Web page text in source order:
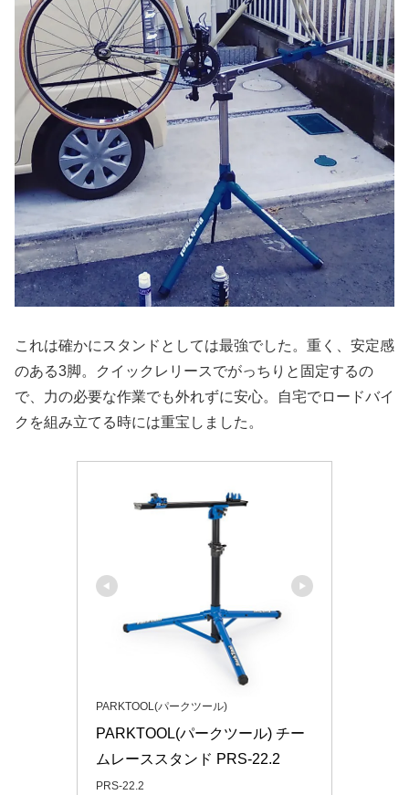
これは確かにスタンドとしては最強でした。重く、安定感
のある3脚。クイックレリースでがっちりと固定するの
で、力の必要な作業でも外れずに安心。自宅でロードバイ
クを組み立てる時には重宝しました。
PARKTOOL(パークツール)
PARKTOOL(パークツール) チー
ムレーススタンド PRS-22.2
PRS-22.2